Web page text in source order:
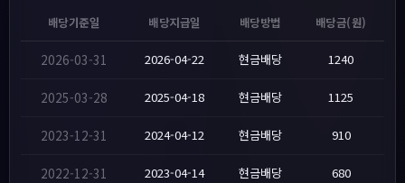
배당기준일 배당지급일 배당방법 배당금(원)
2026-03-31 2026-04-22 현금배당 1240
2025-03-28 2025-04-18 현금배당 1125
2023-12-31 2024-04-12 현금배당 910
2022-12-31 2023-04-14 현금배당 680